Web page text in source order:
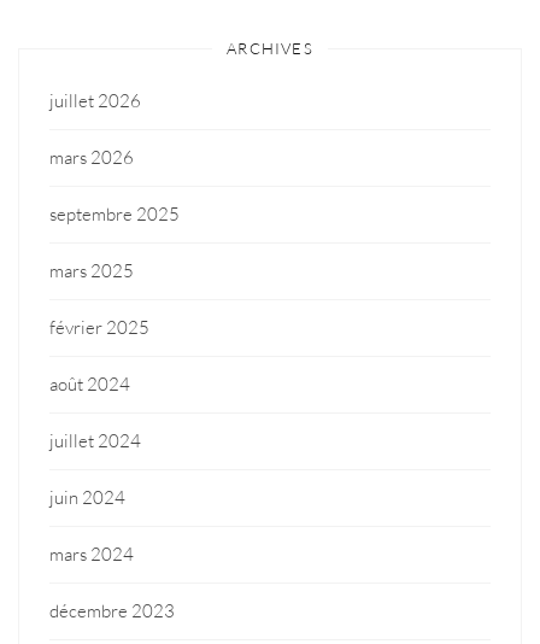
ARCHIVES
juillet 2026
mars 2026
septembre 2025
mars 2025
février 2025
août 2024
juillet 2024
juin 2024
mars 2024
décembre 2023